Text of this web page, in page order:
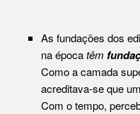
As fundações dos
na épocatêm
Como a camada
acreditava-se que
Com o tempo,